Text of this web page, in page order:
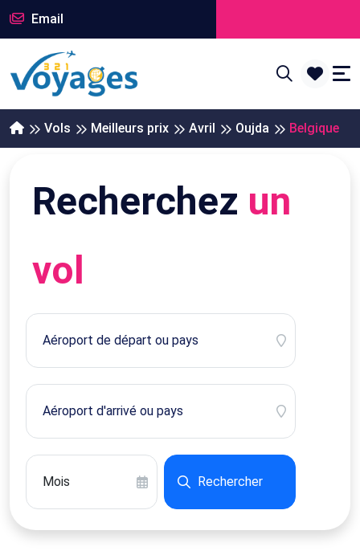
Email
Vols Meilleurs prix Avril Oujda Belgique
Recherchez un
vol
Rechercher